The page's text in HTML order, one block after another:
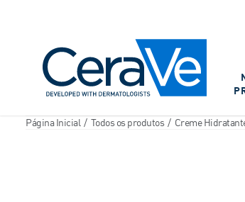
Página Inicial / Todos os produtos / Creme